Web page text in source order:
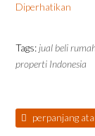
Diperhatikan
Tags: jual beli
properti Indonesia
perpanjang